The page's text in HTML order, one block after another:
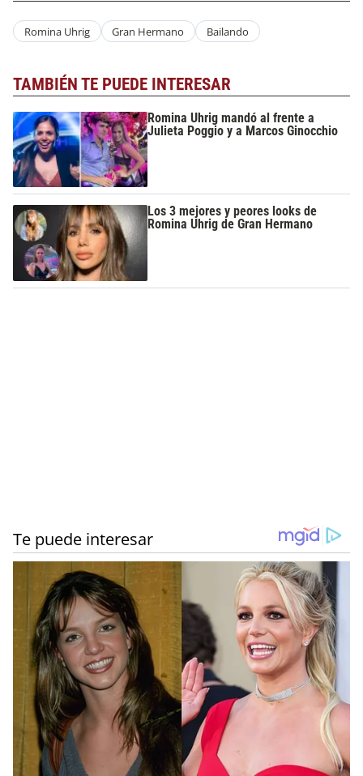
Romina Uhrig Gran Hermano Bailando
TAMBIÉN TE PUEDE INTERESAR
Romina Uhrig mandó al frente a
Julieta Poggio y a Marcos Ginocchio
Los 3 mejores y peores looks de
Romina Uhrig de Gran Hermano